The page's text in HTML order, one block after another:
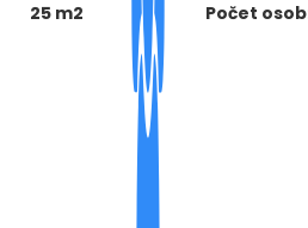
25 m2 Počet